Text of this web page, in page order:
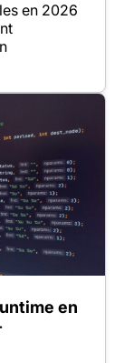
en 2026
en